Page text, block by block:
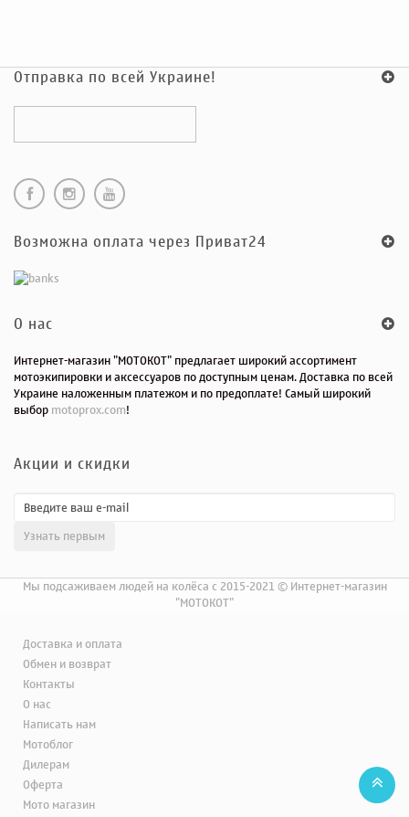
Отправка по всей Украине!
Возможна оплата через Приват24
O нас
Интернет-магазин "МОТОКОТ" предлагает широкий ассортимент
мотоэкипировки и аксессуаров по доступным ценам. Доставка по всей
Украине наложенным платежом и по предоплате! Самый широкий
выборmotoprox.com!
Акции и скидки
Мы подсаживаем людей на колёса с 2015-2021 © Интернет-магазин
"МОТОКОТ"
Доставка и оплата
Обмен и возврат
Контакты
О нас
Написать нам
Мотоблог
Дилерам
Оферта
Мото магазин